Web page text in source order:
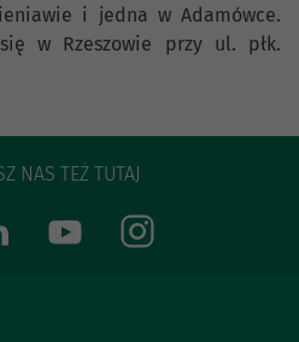
i jedna w Adamówce.
w Rzeszowie przy ul. płk.
NAS TEŻ TUTAJ